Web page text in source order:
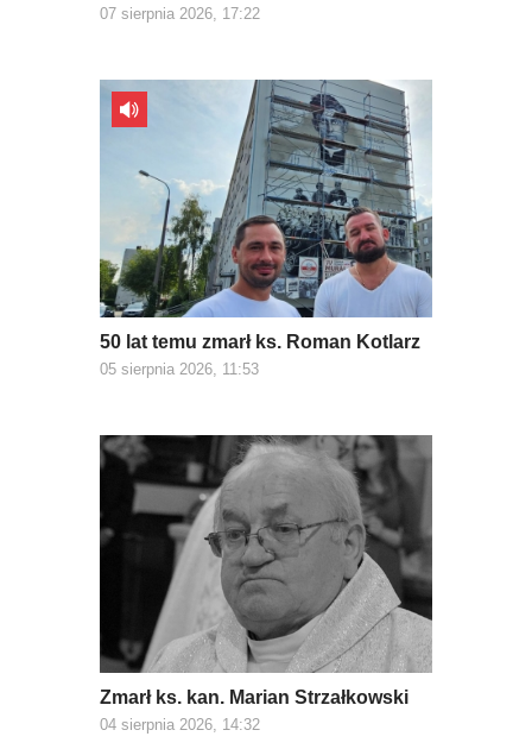
07 sierpnia 2026, 17:22
50 lat temu zmarł ks. Roman Kotlarz
05 sierpnia 2026, 11:53
Zmarł ks. kan. Marian Strzałkowski
04 sierpnia 2026, 14:32